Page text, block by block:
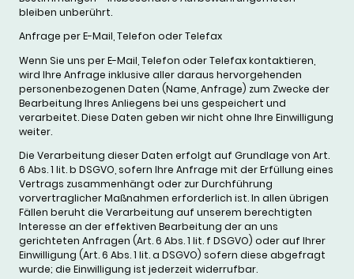
bleiben unberührt.
Anfrage per E-Mail, Telefon oder Telefax
Wenn Sie uns per E-Mail, Telefon oder Telefax kontaktieren,
wird Ihre Anfrage inklusive aller daraus hervorgehenden
personenbezogenen Daten (Name, Anfrage) zum Zwecke der
Bearbeitung Ihres Anliegens bei uns gespeichert und
verarbeitet. Diese Daten geben wir nicht ohne Ihre Einwilligung
weiter.
Die Verarbeitung dieser Daten erfolgt auf Grundlage von Art.
6 Abs. 1 lit. b DSGVO, sofern Ihre Anfrage mit der Erfüllung eines
Vertrags zusammenhängt oder zur Durchführung
vorvertraglicher Maßnahmen erforderlich ist. In allen übrigen
Fällen beruht die Verarbeitung auf unserem berechtigten
Interesse an der effektiven Bearbeitung der an uns
gerichteten Anfragen (Art. 6 Abs. 1 lit. f DSGVO) oder auf Ihrer
Einwilligung (Art. 6 Abs. 1 lit. a DSGVO) sofern diese abgefragt
wurde; die Einwilligung ist jederzeit widerrufbar.